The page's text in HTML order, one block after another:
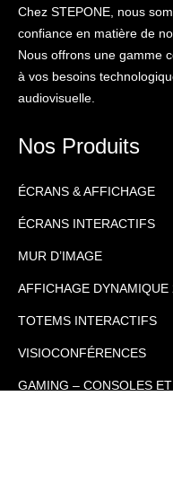
Chez STEPONE, nous
confiance en matière de
Nous offrons une gamme
à vos besoins
audiovisuelle.
Nos Produits
ÉCRANS & AFFICHAGE
ÉCRANS INTERACTIFS
MUR D’IMAGE
AFFICHAGE DYNAMIQUE
TOTEMS INTERACTIFS
VISIOCONFÉRENCES
GAMING – CONSOLES